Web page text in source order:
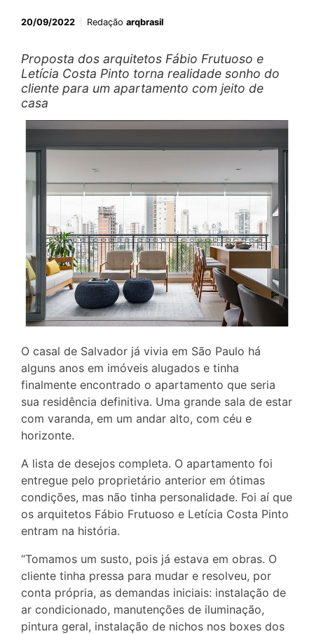
20/09/2022 Redação arqbrasil
Proposta dos arquitetos Fábio Frutuoso e
Letícia Costa Pinto torna realidade sonho do
cliente para um apartamento com jeito de
casa
O casal de Salvador já vivia em São Paulo há
alguns anos em imóveis alugados e tinha
finalmente encontrado o apartamento que seria
sua residência definitiva. Uma grande sala de estar
com varanda, em um andar alto, com céu e
horizonte.
A lista de desejos completa. O apartamento foi
entregue pelo proprietário anterior em ótimas
condições, mas não tinha personalidade. Foi aí que
os arquitetos Fábio Frutuoso e Letícia Costa Pinto
entram na história.
“Tomamos um susto, pois já estava em obras. O
cliente tinha pressa para mudar e resolveu, por
conta própria, as demandas iniciais: instalação de
ar condicionado, manutenções de iluminação,
pintura geral, instalação de nichos nos boxes dos